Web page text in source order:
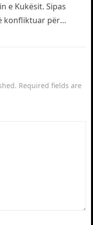
e Kukësit. Sipas
konfliktuar për
Required fields are